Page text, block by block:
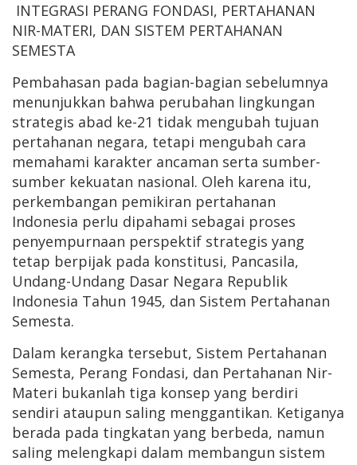
INTEGRASI PERANG FONDASI, PERTAHANAN
NIR-MATERI, DAN SISTEM PERTAHANAN
SEMESTA
Pembahasan pada bagian-bagian sebelumnya
menunjukkan bahwa perubahan lingkungan
strategis abad ke-21 tidak mengubah tujuan
pertahanan negara, tetapi mengubah cara
memahami karakter ancaman serta sumber-
sumber kekuatan nasional. Oleh karena itu,
perkembangan pemikiran pertahanan
Indonesia perlu dipahami sebagai proses
penyempurnaan perspektif strategis yang
tetap berpijak pada konstitusi, Pancasila,
Undang-Undang Dasar Negara Republik
Indonesia Tahun 1945, dan Sistem Pertahanan
Semesta.
Dalam kerangka tersebut, Sistem Pertahanan
Semesta, Perang Fondasi, dan Pertahanan Nir-
Materi bukanlah tiga konsep yang berdiri
sendiri ataupun saling menggantikan. Ketiganya
berada pada tingkatan yang berbeda, namun
saling melengkapi dalam membangun sistem